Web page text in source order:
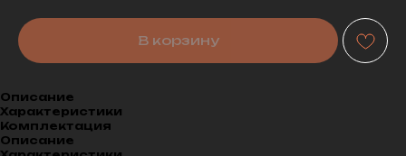
В корзину
Описание
Характеристики
Комплектация
Описание